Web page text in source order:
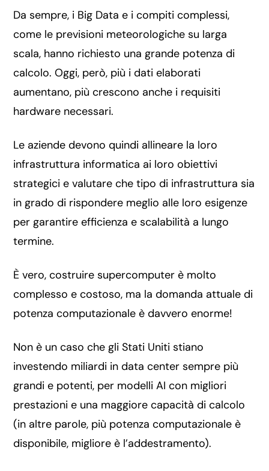
Da sempre, i Big Data e i compiti complessi,
come le previsioni meteorologiche su larga
scala, hanno richiesto una grande potenza di
calcolo. Oggi, però, più i dati elaborati
aumentano, più crescono anche i requisiti
hardware necessari.
Le aziende devono quindi allineare la loro
infrastruttura informatica ai loro obiettivi
strategici e valutare che tipo di infrastruttura sia
in grado di rispondere meglio alle loro esigenze
per garantire efficienza e scalabilità a lungo
termine.
È vero, costruire supercomputer è molto
complesso e costoso, ma la domanda attuale di
potenza computazionale è davvero enorme!
Non è un caso che gli Stati Uniti stiano
investendo miliardi in data center sempre più
grandi e potenti, per modelli AI con migliori
prestazioni e una maggiore capacità di calcolo
(in altre parole, più potenza computazionale è
disponibile, migliore è l’addestramento).